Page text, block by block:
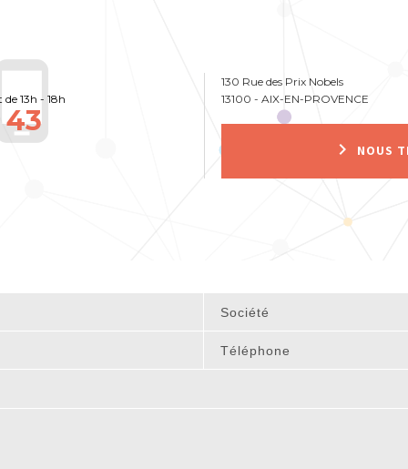
de 13h - 18h
43
130 Rue des Prix Nobels
13100 - AIX-EN-PROVENCE
keyboard_arrow_right NOUS